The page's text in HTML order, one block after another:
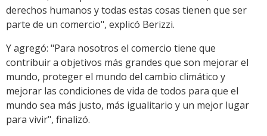
derechos humanos y todas estas cosas tienen que ser
parte de un comercio", explicó Berizzi.
Y agregó: "Para nosotros el comercio tiene que
contribuir a objetivos más grandes que son mejorar el
mundo, proteger el mundo del cambio climático y
mejorar las condiciones de vida de todos para que el
mundo sea más justo, más igualitario y un mejor lugar
para vivir", finalizó.